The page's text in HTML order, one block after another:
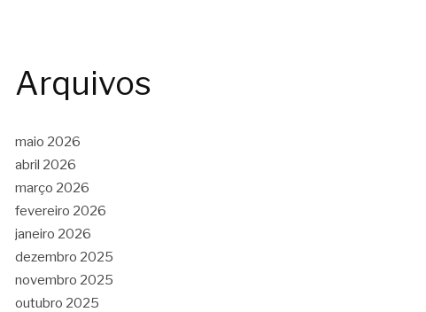
Arquivos
maio 2026
abril 2026
março 2026
fevereiro 2026
janeiro 2026
dezembro 2025
novembro 2025
outubro 2025